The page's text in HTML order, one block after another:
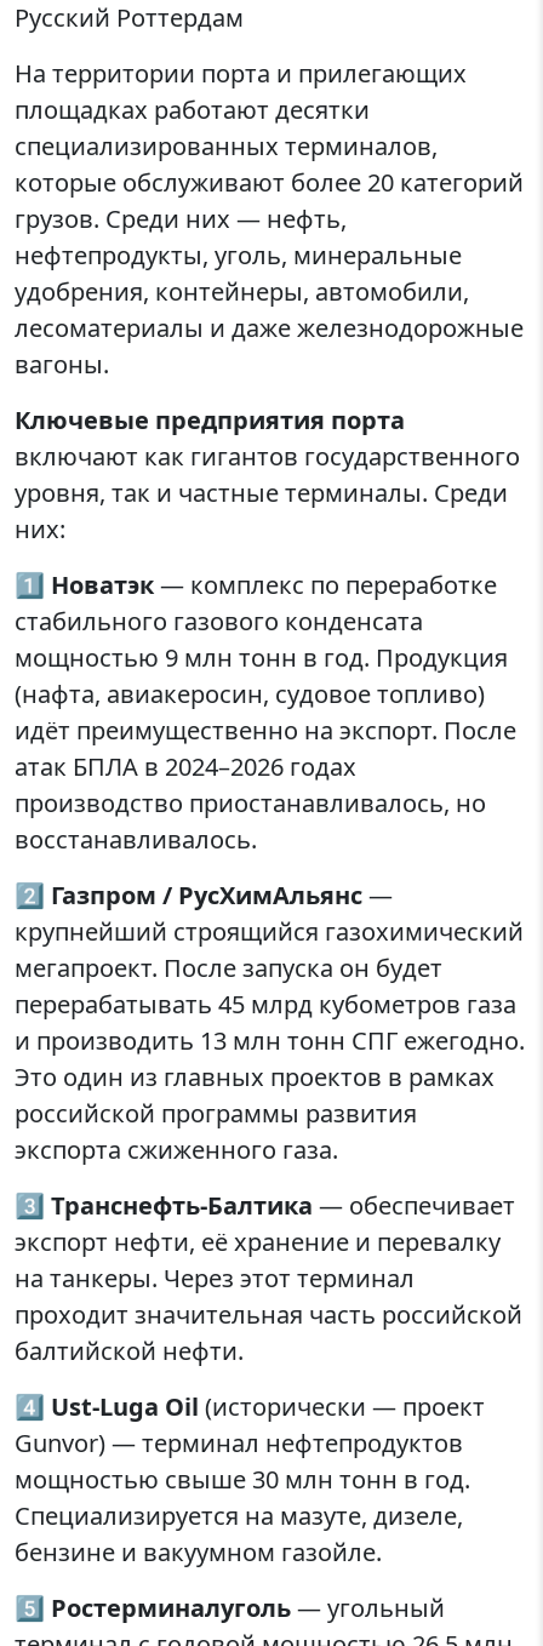
Русский Роттердам
На территории порта и прилегающих
площадках работают десятки
специализированных терминалов,
которые обслуживают более 20 категорий
грузов. Среди них — нефть,
нефтепродукты, уголь, минеральные
удобрения, контейнеры, автомобили,
лесоматериалы и даже железнодорожные
вагоны.
Ключевые предприятия порта
включают как гигантов государственного
уровня, так и частные терминалы. Среди
них:
1️⃣ Новатэк— комплекс по переработке
стабильного газового конденсата
мощностью 9 млн тонн в год. Продукция
(нафта, авиакеросин, судовое топливо)
идёт преимущественно на экспорт. После
атак БПЛА в 2024–2026 годах
производство приостанавливалось, но
восстанавливалось.
2️⃣ Газпром / РусХимАльянс—
крупнейший строящийся газохимический
мегапроект. После запуска он будет
перерабатывать 45 млрд кубометров газа
и производить 13 млн тонн СПГ ежегодно.
Это один из главных проектов в рамках
российской программы развития
экспорта сжиженного газа.
3️⃣ Транснефть-Балтика — обеспечивает
экспорт нефти, её хранение и перевалку
на танкеры. Через этот терминал
проходит значительная часть российской
балтийской нефти.
4️⃣ Ust-Luga Oil (исторически — проект
Gunvor) — терминал нефтепродуктов
мощностью свыше 30 млн тонн в год.
Специализируется на мазуте, дизеле,
бензине и вакуумном газойле.
5️⃣ Ростерминалуголь— угольный